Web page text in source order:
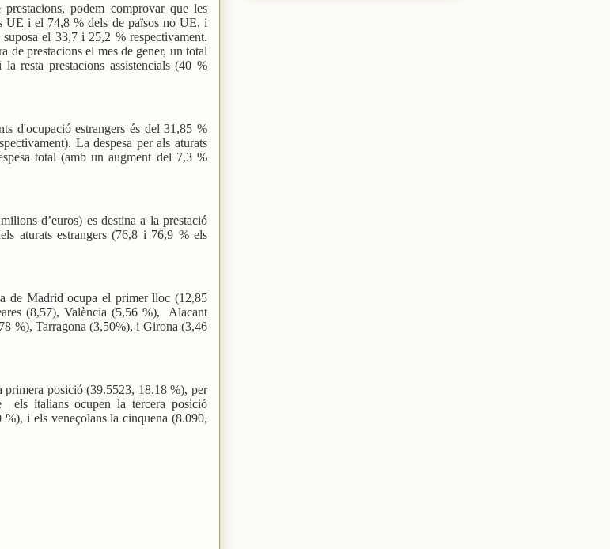
podem comprovar que les
UE i el 74,8 % dels de països no UE, i
el 33,7 i 25,2 % respectivament.
de prestacions el mes de gener, un total
resta prestacions assistencials (40 %
d'ocupació estrangers és del 31,85 %
La despesa per als aturats
total (amb un augment del 7,3 %
d’euros) es destina a la prestació
aturats estrangers (76,8 i 76,9 % els
de Madrid ocupa el primer lloc (12,85
(8,57), València (5,56 %),
Alacant
%), Tarragona (3,50%), i Girona (3,46
primera posició (39.5523, 18.18 %), per
els italians ocupen la tercera posició
%), i els veneçolans la cinquena (8.090,